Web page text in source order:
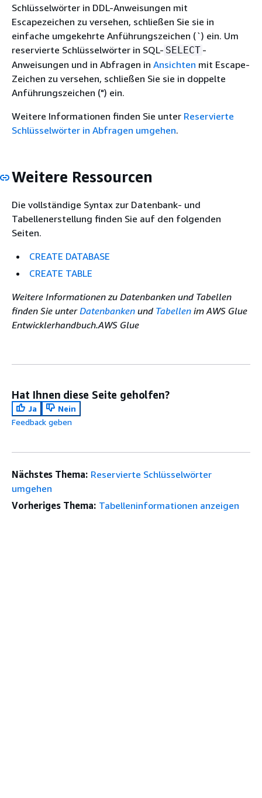
Schlüsselwörter in DDL-Anweisungen mit
Escapezeichen zu versehen, schließen Sie sie in
einfache umgekehrte Anführungszeichen (`) ein. Um
reservierte Schlüsselwörter in SQL- SELECT -
Anweisungen und in Abfragen in Ansichten mit Escape-
Zeichen zu versehen, schließen Sie sie in doppelte
Anführungszeichen (") ein.
Weitere Informationen finden Sie unter Reservierte
Schlüsselwörter in Abfragen umgehen.
Weitere Ressourcen
Die vollständige Syntax zur Datenbank- und
Tabellenerstellung finden Sie auf den folgenden
Seiten.
CREATE DATABASE
CREATE TABLE
Weitere Informationen zu Datenbanken und Tabellen
finden Sie unter Datenbanken und Tabellen im AWS Glue
Entwicklerhandbuch.AWS Glue
Hat Ihnen diese Seite geholfen?
Ja
Nein
Feedback geben
Nächstes Thema: Reservierte Schlüsselwörter
umgehen
Vorheriges Thema: Tabelleninformationen anzeigen